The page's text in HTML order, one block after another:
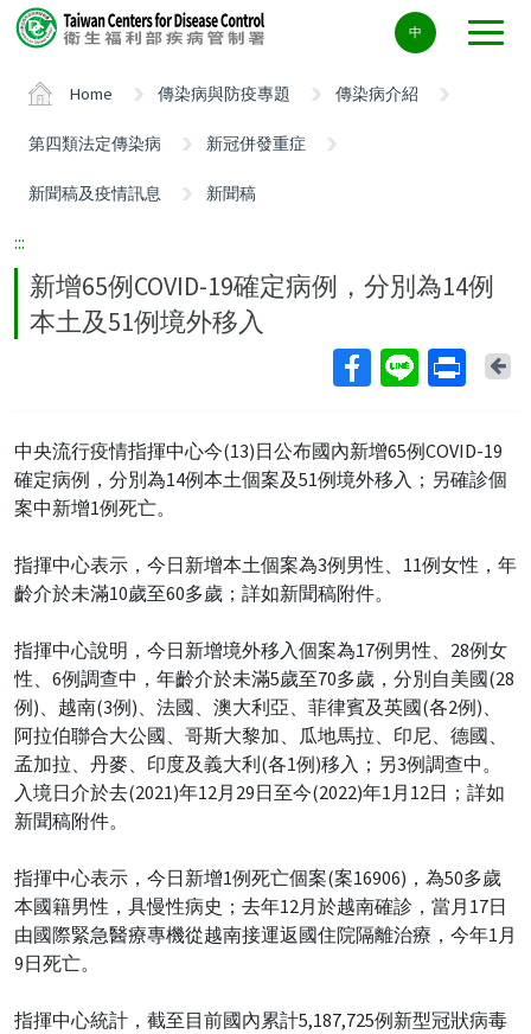
Center
block
中
Home 傳染病與防疫專題 傳染病介紹
第四類法定傳染病 新冠併發重症
新聞稿及疫情訊息 新聞稿
:::
新增65例COVID-19確定病例，分別為14例
本土及51例境外移入
中央流行疫情指揮中心今(13)日公布國內新增65例COVID-19
確定病例，分別為14例本土個案及51例境外移入；另確診個
案中新增1例死亡。
指揮中心表示，今日新增本土個案為3例男性、11例女性，年
齡介於未滿10歲至60多歲；詳如新聞稿附件。
指揮中心說明，今日新增境外移入個案為17例男性、28例女
性、6例調查中，年齡介於未滿5歲至70多歲，分別自美國(28
例)、越南(3例)、法國、澳大利亞、菲律賓及英國(各2例)、
阿拉伯聯合大公國、哥斯大黎加、瓜地馬拉、印尼、德國、
孟加拉、丹麥、印度及義大利(各1例)移入；另3例調查中。
入境日介於去(2021)年12月29日至今(2022)年1月12日；詳如
新聞稿附件。
指揮中心表示，今日新增1例死亡個案(案16906)，為50多歲
本國籍男性，具慢性病史；去年12月於越南確診，當月17日
由國際緊急醫療專機從越南接運返國住院隔離治療，今年1月
9日死亡。
指揮中心統計，截至目前國內累計5,187,725例新型冠狀病毒